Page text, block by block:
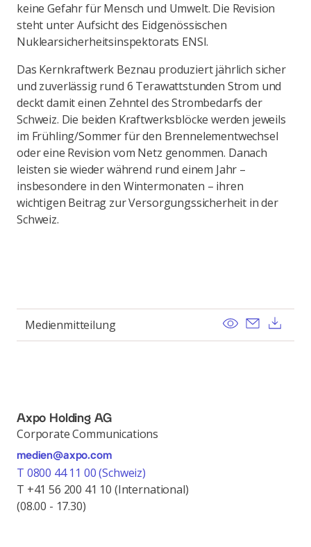
keine Gefahr für Mensch und Umwelt. Die Revision
steht unter Aufsicht des Eidgenössischen
Nuklearsicherheitsinspektorats ENSI.
Das Kernkraftwerk Beznau produziert jährlich sicher
und zuverlässig rund 6 Terawattstunden Strom und
deckt damit einen Zehntel des Strombedarfs der
Schweiz. Die beiden Kraftwerksblöcke werden jeweils
im Frühling/Sommer für den Brennelementwechsel
oder eine Revision vom Netz genommen. Danach
leisten sie wieder während rund einem Jahr –
insbesondere in den Wintermonaten – ihren
wichtigen Beitrag zur Versorgungssicherheit in der
Schweiz.
Medienmitteilung View Send
Axpo Holding AG
Corporate Communications
medien@axpo.com
T 0800 44 11 00 (Schweiz)
T +41 56 200 41 10 (International)
(08.00 - 17.30)